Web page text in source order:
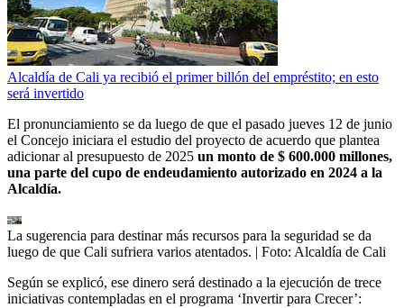
Alcaldía de Cali ya recibió el primer billón del empréstito; en esto
será invertido
El pronunciamiento se da luego de que el pasado jueves 12 de junio
el Concejo iniciara el estudio del proyecto de acuerdo que plantea
adicionar al presupuesto de 2025 un monto de $ 600.000 millones,
una parte del cupo de endeudamiento autorizado en 2024 a la
Alcaldía.
La sugerencia para destinar más recursos para la seguridad se da
luego de que Cali sufriera varios atentados. | Foto: Alcaldía de Cali
Según se explicó, ese dinero será destinado a la ejecución de trece
iniciativas contempladas en el programa ‘Invertir para Crecer’: